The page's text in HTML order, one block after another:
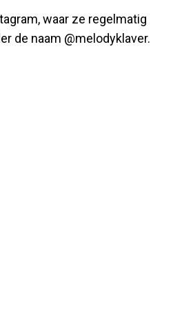
waar ze regelmatig
de naam @melodyklaver.